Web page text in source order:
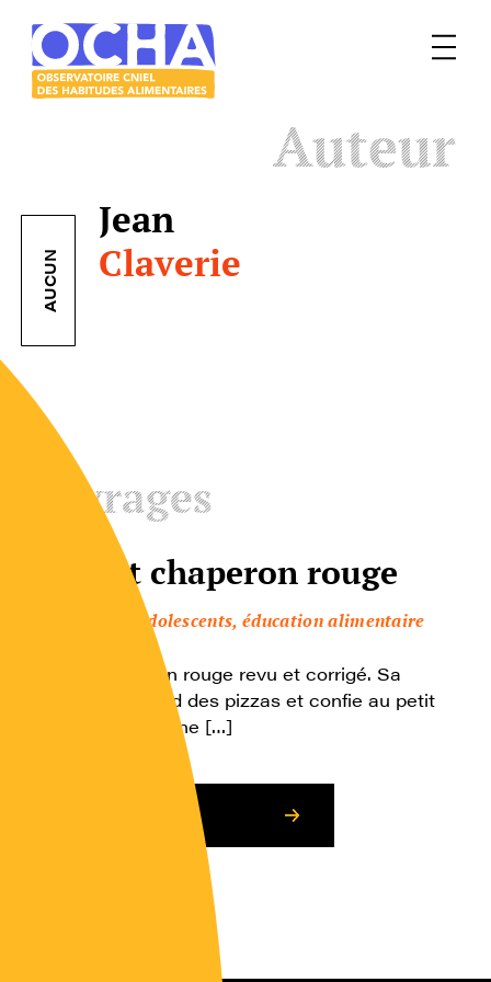
Menu
Auteur
AUCUN
Jean
Claverie
Ouvrages
Le petit chaperon rouge
Enfants, adolescents, éducation alimentaire
Le petit chaperon rouge revu et corrigé. Sa
maman Gina vend des pizzas et confie au petit
chaperon rouge une […]